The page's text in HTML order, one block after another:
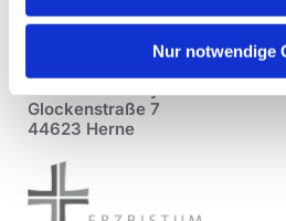
Nur notwendige
Glockenstraße 7
44623 Herne